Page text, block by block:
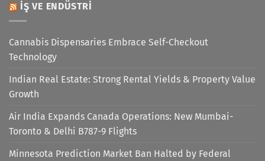
İŞ VE ENDÜSTRI
Cannabis Dispensaries Embrace Self-Checkout
Technology
Indian Real Estate: Strong Rental Yields & Property Value
Growth
Air India Expands Canada Operations: New Mumbai-
Toronto & Delhi B787-9 Flights
Minnesota Prediction Market Ban Halted by Federal